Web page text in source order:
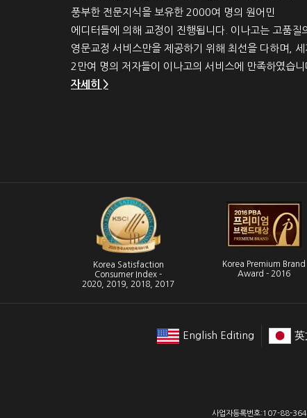
풍부한 전문지식을 보유한 2000여 명의 원어민
에디터들에 의해 교정이 진행됩니다. 이나고는 고품질
영문교정 서비스만을 제공하기 위해 최선을 다하며, 세
2만여 명의 저자들이 이나고의 서비스에 만족하였습니
자세히 >
Korea Satisfaction
Consumer Index -
2020, 2019, 2018, 2017
Korea Premium Brand
Award - 2016
English Editing 英
사업자등록번호:107-88-